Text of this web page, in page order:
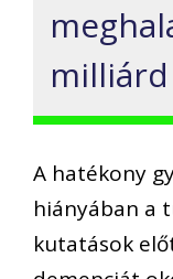
A hatékony
hiányában a
kutatások